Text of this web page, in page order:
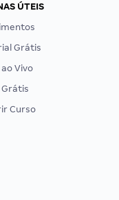
ÚTEIS
Grátis
Vivo
Grátis
Curso